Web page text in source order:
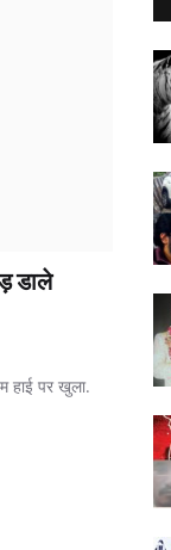
डाले
पर खुला.